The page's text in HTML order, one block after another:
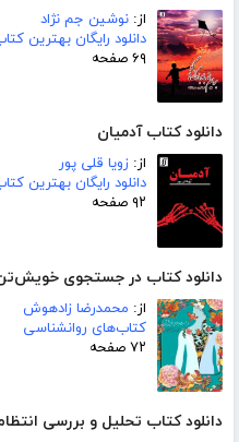
از: نوشین جم نژاد
دانلود رایگان بهترین
۶۹ صفحه
دانلود کتاب آدمیان
از: زویا قلی پور
دانلود رایگان بهترین
۹۲ صفحه
دانلود کتاب در جستجوی
از: محمدرضا زادهوش
کتاب‌های روانشناسی
۷۲ صفحه
دانلود کتاب تحلیل و بررسی